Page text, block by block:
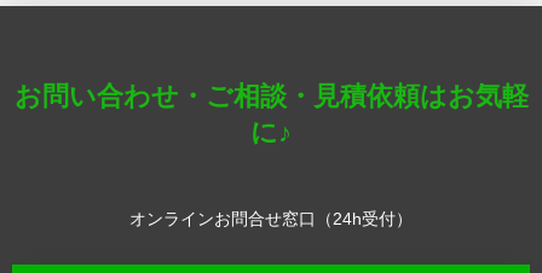
お問い合わせ・ご相談・見積依頼はお気軽
に♪
オンラインお問合せ窓口（24h受付）